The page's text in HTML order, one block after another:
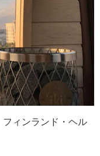
ィンランド・ヘル